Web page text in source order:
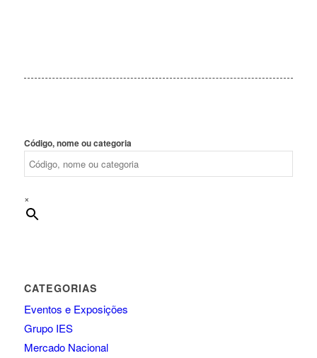
Código, nome ou categoria
×
CATEGORIAS
Eventos e Exposições
Grupo IES
Mercado Nacional